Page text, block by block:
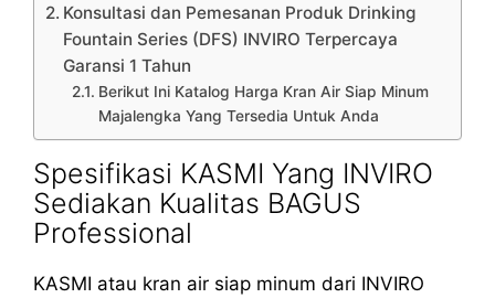
Konsultasi dan Pemesanan Produk Drinking
Fountain Series (DFS) INVIRO Terpercaya
Garansi 1 Tahun
Berikut Ini Katalog Harga Kran Air Siap Minum
Majalengka Yang Tersedia Untuk Anda
Spesifikasi KASMI Yang INVIRO
Sediakan Kualitas BAGUS
Professional
KASMI atau kran air siap minum dari INVIRO